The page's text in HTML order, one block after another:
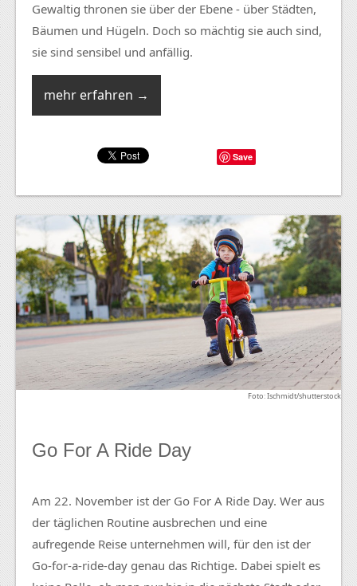
Gewaltig thronen sie über der Ebene - über Städten,
Bäumen und Hügeln. Doch so mächtig sie auch sind,
sie sind sensibel und anfällig.
mehr erfahren →
Save
Foto: Ischmidt/shutterstock
Go For A Ride Day
Am 22. November ist der Go For A Ride Day. Wer aus
der täglichen Routine ausbrechen und eine
aufregende Reise unternehmen will, für den ist der
Go-for-a-ride-day genau das Richtige. Dabei spielt es